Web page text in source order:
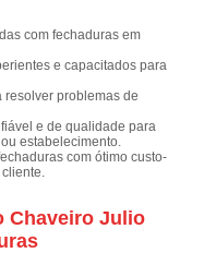
com fechaduras em
e capacitados para
resolver problemas de
e de qualidade para
estabelecimento.
com ótimo custo-
Chaveiro Julio